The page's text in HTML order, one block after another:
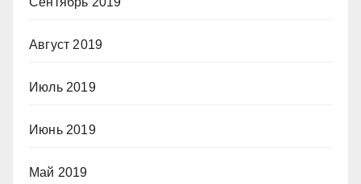
Август 2019
Июль 2019
Июнь 2019
Май 2019